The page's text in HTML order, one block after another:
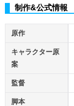
制作&公式情報
原作
キャラクター原
案
監督
脚本